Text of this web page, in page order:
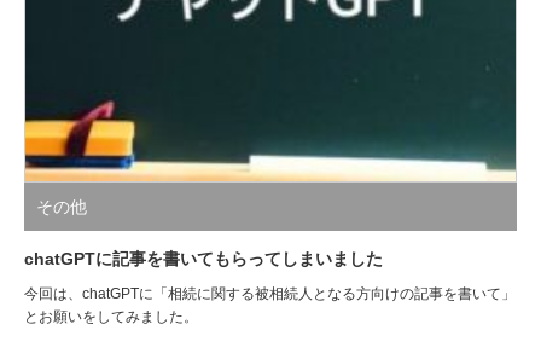
その他
chatGPTに記事を書いてもらってしまいました
今回は、chatGPTに「相続に関する被相続人となる方向けの記事を書いて」
とお願いをしてみました。